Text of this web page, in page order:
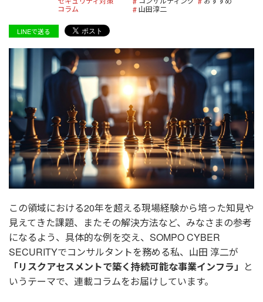
コラム
山田淳二
LINEで送る
この領域における20年を超える現場経験から培った知見や
見えてきた課題、またその解決方法など、みなさまの参考
になるよう、具体的な例を交え、SOMPO CYBER
SECURITYでコンサルタントを務める私、山田 淳二が
「リスクアセスメントで築く持続可能な事業インフラ」 と
いうテーマで、連載コラムをお届けしています。